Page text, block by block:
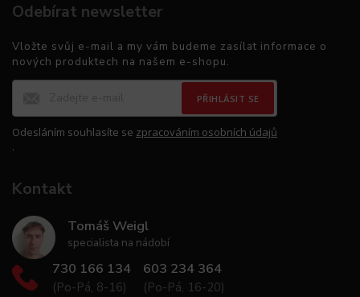
Odebírat newsletter
Vložte svůj e-mail a my vám budeme zasílat informace o
nových produktech na našem e-shopu.
PŘIHLÁSIT SE
Odesláním souhlasíte se zpracováním osobních údajů
.
Kontakt
Tomáš Weigl
specialista na nádobí
730 166 134
(Po-Pá, 8-16)
603 234 364
(Po-Pá, 16-20)